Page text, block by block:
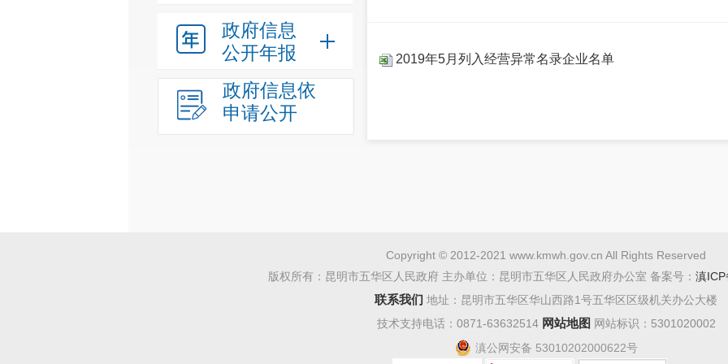
政府信息
公开年报
政府信息依
申请公开
2019年5月列入经营异常名录企业名单
Copyright © 2012-2021 www.kmwh.gov.cn All Rights Reserved
版权所有：昆明市五华区人民政府 主办单位：昆明市五华区人民政府办公室 备案号： 滇
联系我们 地址：昆明市五华区华山西路1号五华区区级机关办公大楼
技术支持电话：0871-63632514 网站地图 网站标识：5301020002
滇公网安备 53010202000622号